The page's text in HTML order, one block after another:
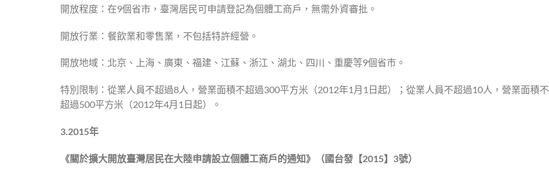
開放程度：在9個省市，臺灣居民可申請登記為個體工商戶，無需外資審批。
開放行業：餐飲業和零售業，不包括特許經營。
開放地域：北京、上海、廣東、福建、江蘇、浙江、湖北、四川、重慶等9個省市。
特別限制：從業人員不超過8人，營業面積不超過300平方米（2012年1月1日起）；從業人員不超過10人，營業面積不
超過500平方米（2012年4月1日起）。
3.2015年
《關於擴大開放臺灣居民在大陸申請設立個體工商戶的通知》（國台發【2015】 3號）